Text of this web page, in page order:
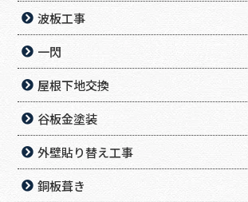
波板工事
一閃
屋根下地交換
谷板金塗装
外壁貼り替え工事
銅板葺き